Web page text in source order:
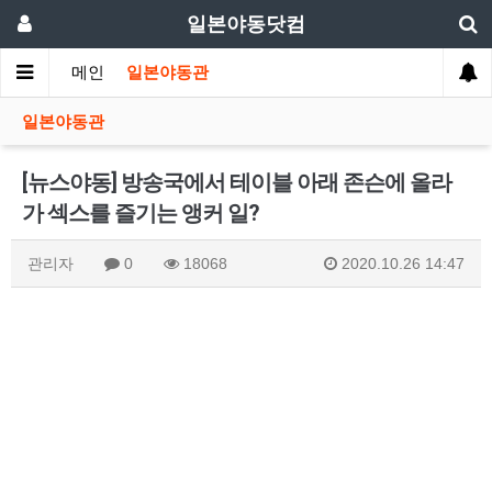
일본야동닷컴
메인 일본야동관
일본야동관
[뉴스야동] 방송국에서 테이블 아래 존슨에 올라
가 섹스를 즐기는 앵커 일?
관리자 0 18068 2020.10.26 14:47